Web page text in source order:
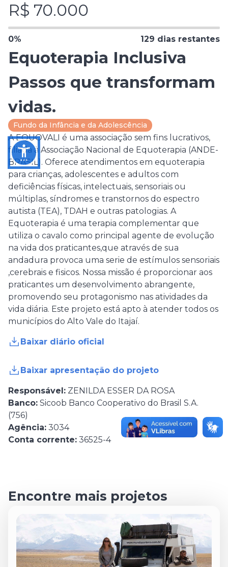
R$ 70.000
0% 129 dias restantes
Equoterapia Inclusiva
Passos que transformam
vidas.
Fundo da Infância e da Adolescência
A EQUOVALI é uma associação sem fins lucrativos,
filiada à Associação Nacional de Equoterapia (ANDE-
BRASIL). Oferece atendimentos em equoterapia
para crianças, adolescentes e adultos com
deficiências físicas, intelectuais, sensoriais ou
múltiplas, síndromes e transtornos do espectro
autista (TEA), TDAH e outras patologias. A
Equoterapia é uma terapia complementar que
utiliza o cavalo como principal agente de evolução
na vida dos praticantes,que através de sua
andadura provoca uma serie de estímulos sensoriais
,cerebrais e fisicos. Nossa missão é proporcionar aos
praticantes um desenvolvimento abrangente,
promovendo seu protagonismo nas atividades da
vida diária. Este projeto está apto à atender todos os
municípios do Alto Vale do Itajaí.
Baixar diário oficial
Baixar apresentação do projeto
Responsável: ZENILDA ESSER DA ROSA
Banco: Sicoob Banco Cooperativo do Brasil S.A.
(756)
Agência: 3034
Conta corrente: 36525-4
Encontre mais projetos